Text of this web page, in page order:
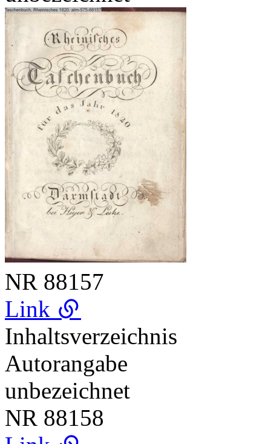
NR 88157
Link
Inhaltsverzeichnis
Autorangabe
unbezeichnet
NR 88158